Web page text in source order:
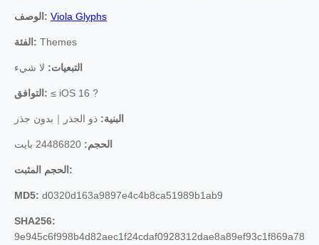
الوصف: Viola Glyphs
الفئة: Themes
التبعيات: لا شيء
التوافق: ≤ iOS 16 ?
البنية: ذو الجذر｜بدون جذر
الحجم:
الحجم المثبت:
MD5: d0320d163a9897e4c4b8ca51989b1ab9
SHA256:
9e945c6f998b4d82aec1f24cdaf0928312dae8a89ef93c1f869a78